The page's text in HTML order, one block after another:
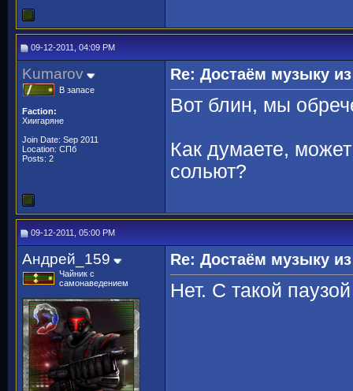
09-12-2011, 04:09 PM
Kumarov
В запасе
Faction:
Хиигаряне
Join Date: Sep 2011
Location: СПб
Posts: 2
Re: Достаём музыку
Вот блин, мы
Как думаете,
сольют?
09-12-2011, 05:00 PM
Андрей_159
Чайник с
самонаведением
Re: Достаём музыку
Нет. С такой